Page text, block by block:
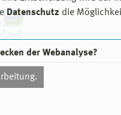
Datenschutz die
der Webanalyse?